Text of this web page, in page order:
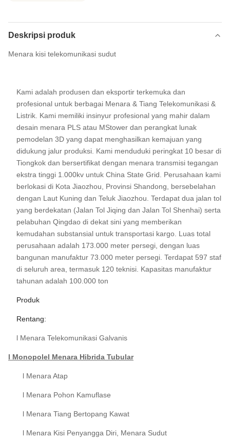
Deskripsi produk
Menara kisi telekomunikasi sudut
Kami adalah produsen dan eksportir terkemuka dan
profesional untuk berbagai Menara & Tiang Telekomunikasi &
Listrik. Kami memiliki insinyur profesional yang mahir dalam
desain menara PLS atau MStower dan perangkat lunak
pemodelan 3D yang dapat menghasilkan kemajuan yang
didukung jalur produksi. Kami menduduki peringkat 10 besar di
Tiongkok dan bersertifikat dengan menara transmisi tegangan
ekstra tinggi 1.000kv untuk China State Grid. Perusahaan kami
berlokasi di Kota Jiaozhou, Provinsi Shandong, bersebelahan
dengan Laut Kuning dan Teluk Jiaozhou. Terdapat dua jalan tol
yang berdekatan (Jalan Tol Jiqing dan Jalan Tol Shenhai) serta
pelabuhan Qingdao di dekat sini yang memberikan
kemudahan substansial untuk transportasi kargo. Luas total
perusahaan adalah 173.000 meter persegi, dengan luas
bangunan manufaktur 73.000 meter persegi. Terdapat 597 staf
di seluruh area, termasuk 120 teknisi. Kapasitas manufaktur
tahunan adalah 100.000 ton
Produk
Rentang:
l Menara Telekomunikasi Galvanis
l Monopolel Menara Hibrida Tubular
l Menara Atap
l Menara Pohon Kamuflase
l Menara Tiang Bertopang Kawat
l Menara Kisi Penyangga Diri, Menara Sudut